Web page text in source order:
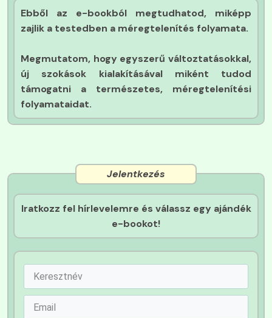
Ebből az e-bookból megtudhatod, miképp
zajlik a testedben a méregtelenítés folyamata.
Megmutatom, hogy egyszerű változtatásokkal,
új szokások kialakításával miként tudod
támogatni a természetes, méregtelenítési
folyamataidat.
Jelentkezés
Iratkozz fel hírlevelemre és válassz egy ajándék
e-bookot!